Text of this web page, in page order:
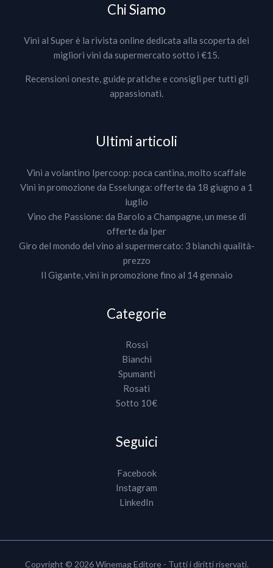
Chi Siamo
Vini al Super è la rivista online dedicata alla scoperta dei
migliori vini da supermercato sotto i €15.
Recensioni oneste, guide pratiche e consigli per tutti gli
appassionati.
Ultimi articoli
Vini a volantino Ipercoop: poca cantina, molto scaffale
Vini in promozione da Esselunga: offerte da 18 giugno a 1
luglio
Vino che Passione: da Barolo a Champagne, un mese di
offerte da Iper
Giro del mondo del vino al supermercato: 3 bianchi qualità-
prezzo
Il Gigante, vini in promozione fino al 14 gennaio
Categorie
Rossi
Bianchi
Spumanti
Rosati
Sotto 10€
Seguici
Facebook
Instagram
LinkedIn
Copyright © 2026 Winemag Editore - Tutti i diritti riservati.